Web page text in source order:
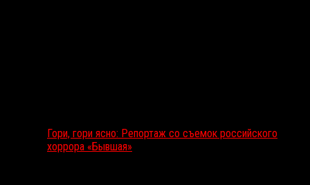
Гори, гори ясно: Репортаж со съемок российского
хоррора «Бывшая»